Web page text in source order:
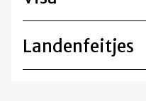
Landenfeitjes